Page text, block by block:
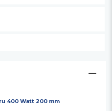
400 Watt 200 mm